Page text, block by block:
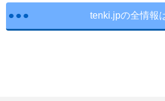
tenki.jpの全情報